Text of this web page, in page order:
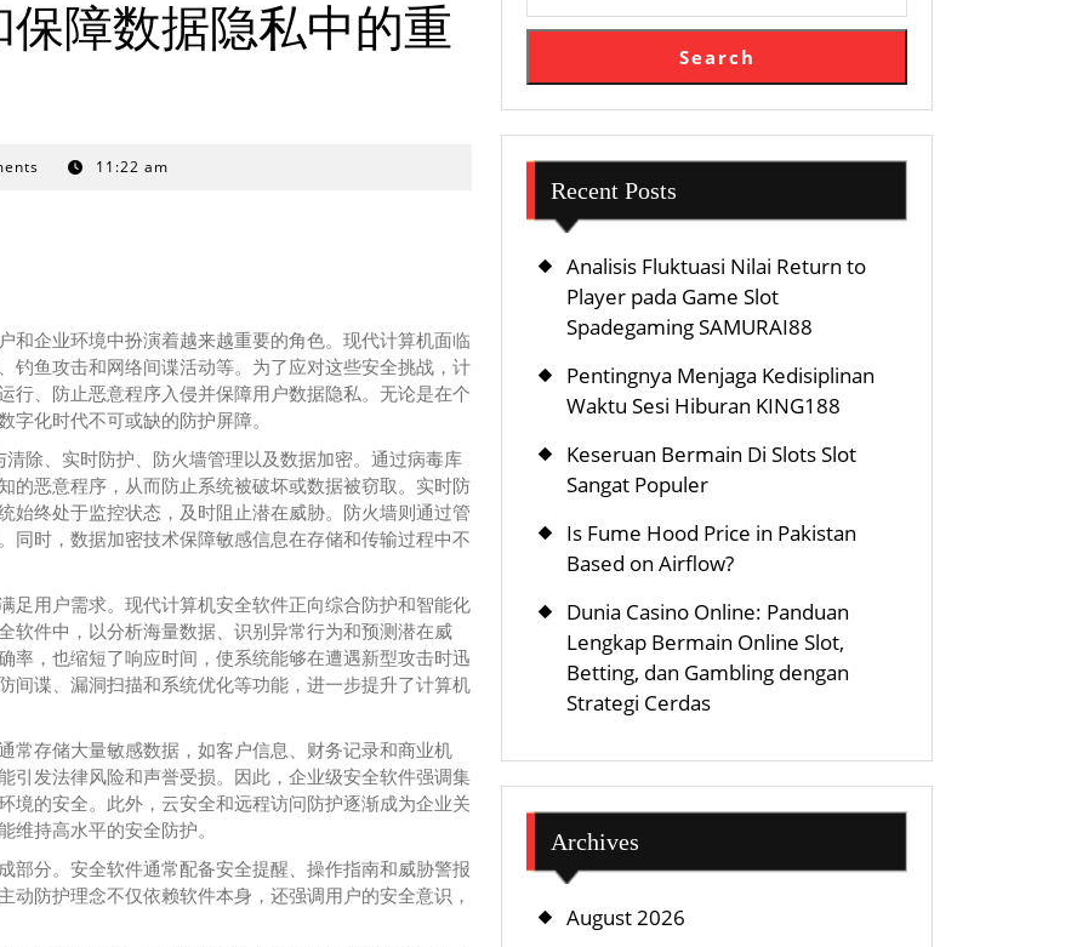
障数据隐私中的重
11:22 am
和企业环境中扮演着越来越重要的角色。现代计算机面临
钓鱼攻击和网络间谍活动等。为了应对这些安全挑战，计
行、防止恶意程序入侵并保障用户数据隐私。无论是在个
化时代不可或缺的防护屏障。
除、实时防护、防火墙管理以及数据加密。通过病毒库
的恶意程序，从而防止系统被破坏或数据被窃取。实时防
始终处于监控状态，及时阻止潜在威胁。防火墙则通过管
同时，数据加密技术保障敏感信息在存储和传输过程中不
足用户需求。现代计算机安全软件正向综合防护和智能化
软件中，以分析海量数据、识别异常行为和预测潜在威
率，也缩短了响应时间，使系统能够在遭遇新型攻击时迅
间谍、漏洞扫描和系统优化等功能，进一步提升了计算机
常存储大量敏感数据，如客户信息、财务记录和商业机
引发法律风险和声誉受损。因此，企业级安全软件强调集
境的安全。此外，云安全和远程访问防护逐渐成为企业关
持高水平的安全防护。
部分。安全软件通常配备安全提醒、操作指南和威胁警报
防护理念不仅依赖软件本身，还强调用户的安全意识，
Search
Recent Posts
Analisis Fluktuasi Nilai Return to
Player pada Game Slot
Spadegaming SAMURAI88
Pentingnya Menjaga Kedisiplinan
Waktu Sesi Hiburan KING188
Keseruan Bermain Di Slots Slot
Sangat Populer
Is Fume Hood Price in Pakistan
Based on Airflow?
Dunia Casino Online: Panduan
Lengkap Bermain Online Slot,
Betting, dan Gambling dengan
Strategi Cerdas
Archives
August 2026